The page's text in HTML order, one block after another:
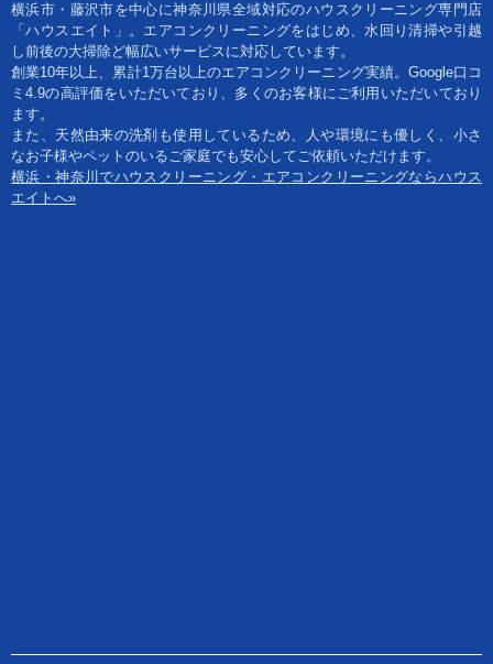
横浜市・藤沢市を中心に神奈川県全域対応のハウスクリーニング専門店
「ハウスエイト」。エアコンクリーニングをはじめ、水回り清掃や引越
し前後の大掃除ど幅広いサービスに対応しています。
創業10年以上、累計1万台以上のエアコンクリーニング実績。Google口コ
ミ4.9の高評価をいただいており、多くのお客様にご利用いただいており
ます。
また、天然由来の洗剤も使用しているため、人や環境にも優しく、小さ
なお子様やペットのいるご家庭でも安心してご依頼いただけます。
横浜・神奈川でハウスクリーニング・エアコンクリーニングならハウス
エイトへ»